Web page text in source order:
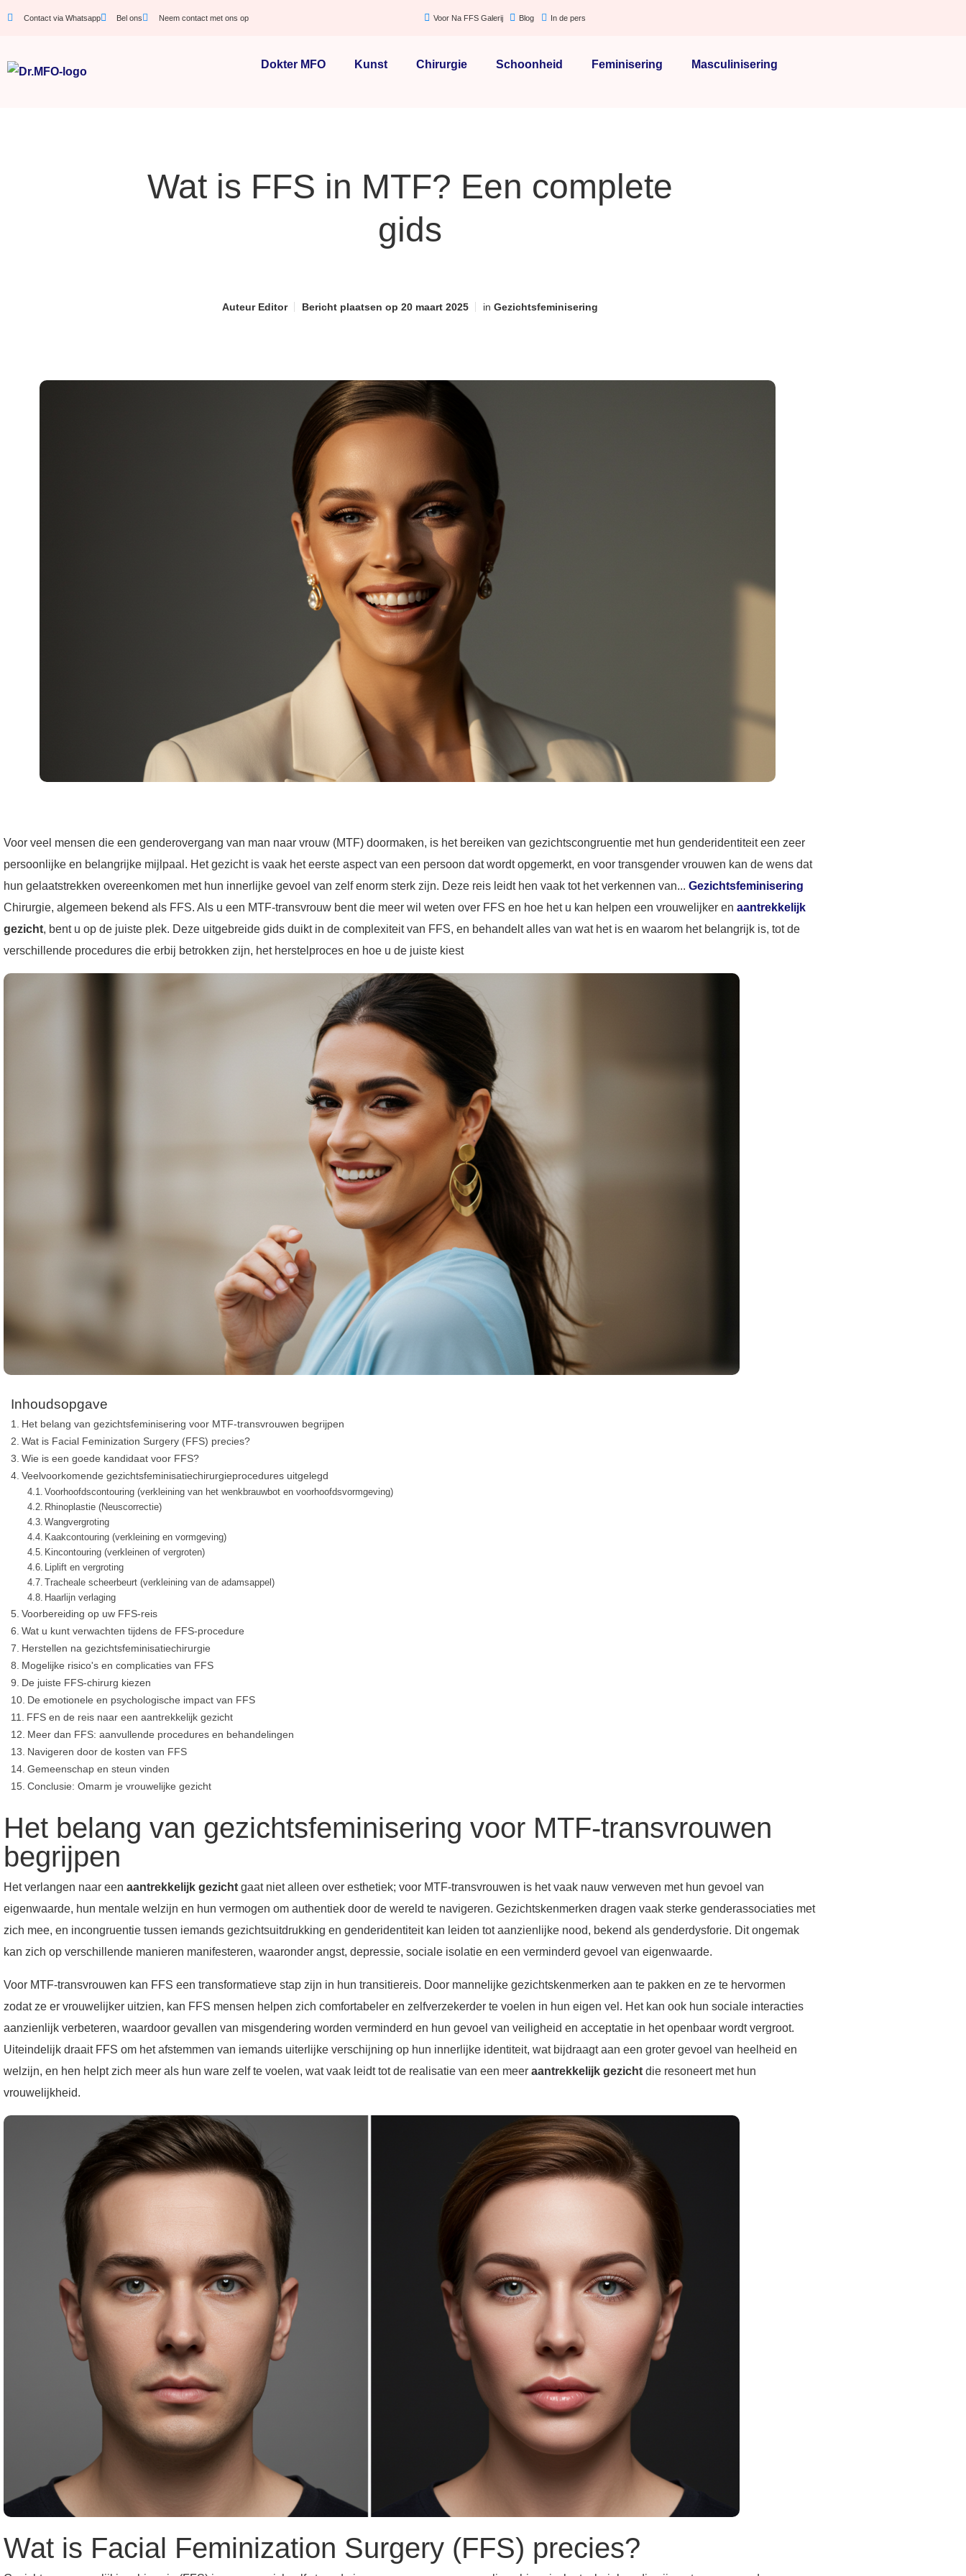
Contact via Whatsapp Bel ons Neem contact met ons op Voor Na FFS Galerij Blog In de pers
Dokter MFO Kunst Chirurgie Schoonheid Feminisering Masculinisering
Wat is FFS in MTF? Een complete
gids
AuteurEditor Bericht plaatsen op 20 maart 2025 in Gezichtsfeminisering
Voor veel mensen die een genderovergang van man naar vrouw (MTF) doormaken, is het bereiken van gezichtscongruentie met hun genderidentiteit een zeer
persoonlijke en belangrijke mijlpaal. Het gezicht is vaak het eerste aspect van een persoon dat wordt opgemerkt, en voor transgender vrouwen kan de wens dat
hun gelaatstrekken overeenkomen met hun innerlijke gevoel van zelf enorm sterk zijn. Deze reis leidt hen vaak tot het verkennen van... Gezichtsfeminisering
Chirurgie, algemeen bekend als FFS. Als u een MTF-transvrouw bent die meer wil weten over FFS en hoe het u kan helpen een vrouwelijker en aantrekkelijk
gezicht, bent u op de juiste plek. Deze uitgebreide gids duikt in de complexiteit van FFS, en behandelt alles van wat het is en waarom het belangrijk is, tot de
verschillende procedures die erbij betrokken zijn, het herstelproces en hoe u de juiste kiest
Inhoudsopgave
Het belang van gezichtsfeminisering voor MTF-transvrouwen begrijpen
Wat is Facial Feminization Surgery (FFS) precies?
Wie is een goede kandidaat voor FFS?
Veelvoorkomende gezichtsfeminisatiechirurgieprocedures uitgelegd
Voorhoofdscontouring (verkleining van het wenkbrauwbot en voorhoofdsvormgeving)
Rhinoplastie (Neuscorrectie)
Wangvergroting
Kaakcontouring (verkleining en vormgeving)
Kincontouring (verkleinen of vergroten)
Liplift en vergroting
Tracheale scheerbeurt (verkleining van de adamsappel)
Haarlijn verlaging
Voorbereiding op uw FFS-reis
Wat u kunt verwachten tijdens de FFS-procedure
Herstellen na gezichtsfeminisatiechirurgie
Mogelijke risico's en complicaties van FFS
De juiste FFS-chirurg kiezen
De emotionele en psychologische impact van FFS
FFS en de reis naar een aantrekkelijk gezicht
Meer dan FFS: aanvullende procedures en behandelingen
Navigeren door de kosten van FFS
Gemeenschap en steun vinden
Conclusie: Omarm je vrouwelijke gezicht
Het belang van gezichtsfeminisering voor MTF-transvrouwen
begrijpen
Het verlangen naar een aantrekkelijk gezicht gaat niet alleen over esthetiek; voor MTF-transvrouwen is het vaak nauw verweven met hun gevoel van
eigenwaarde, hun mentale welzijn en hun vermogen om authentiek door de wereld te navigeren. Gezichtskenmerken dragen vaak sterke genderassociaties met
zich mee, en incongruentie tussen iemands gezichtsuitdrukking en genderidentiteit kan leiden tot aanzienlijke nood, bekend als genderdysforie. Dit ongemak
kan zich op verschillende manieren manifesteren, waaronder angst, depressie, sociale isolatie en een verminderd gevoel van eigenwaarde.
Voor MTF-transvrouwen kan FFS een transformatieve stap zijn in hun transitiereis. Door mannelijke gezichtskenmerken aan te pakken en ze te hervormen
zodat ze er vrouwelijker uitzien, kan FFS mensen helpen zich comfortabeler en zelfverzekerder te voelen in hun eigen vel. Het kan ook hun sociale interacties
aanzienlijk verbeteren, waardoor gevallen van misgendering worden verminderd en hun gevoel van veiligheid en acceptatie in het openbaar wordt vergroot.
Uiteindelijk draait FFS om het afstemmen van iemands uiterlijke verschijning op hun innerlijke identiteit, wat bijdraagt aan een groter gevoel van heelheid en
welzijn, en hen helpt zich meer als hun ware zelf te voelen, wat vaak leidt tot de realisatie van een meer aantrekkelijk gezicht die resoneert met hun
vrouwelijkheid.
Wat is Facial Feminization Surgery (FFS) precies?